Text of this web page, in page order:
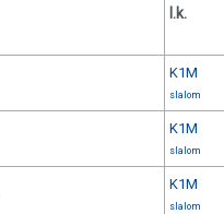
l.k.
K1M
slalom
K1M
slalom
K1M
slalom